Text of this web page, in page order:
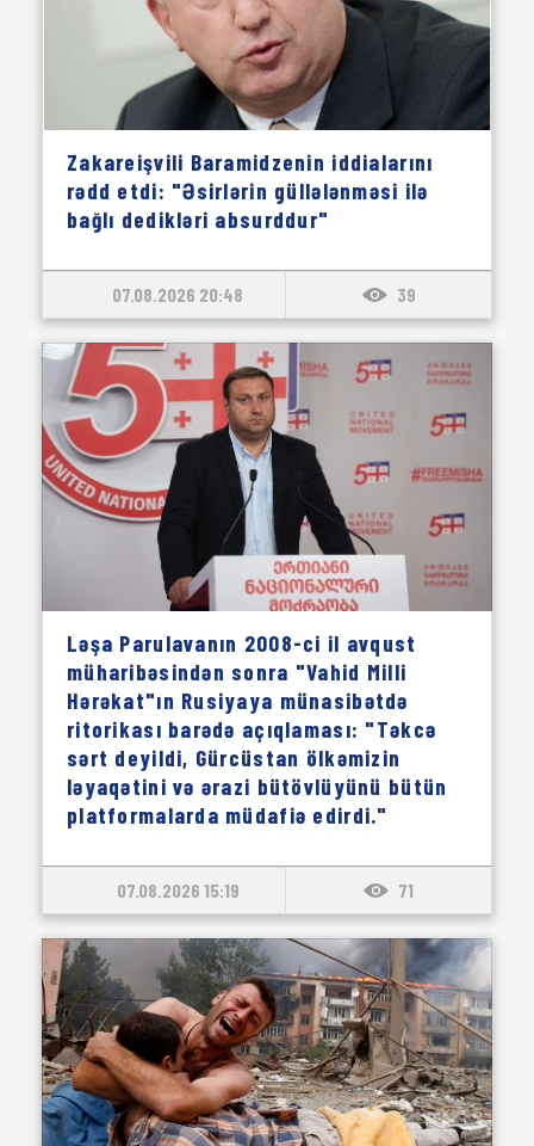
Zakareişvili Baramidzenin iddialarını
rədd etdi: "Əsirlərin güllələnməsi ilə
bağlı dedikləri absurddur"
07.08.2026 20:48 39
Ləşa Parulavanın 2008-ci il avqust
müharibəsindən sonra "Vahid Milli
Hərəkat"ın Rusiyaya münasibətdə
ritorikası barədə açıqlaması: "Təkcə
sərt deyildi, Gürcüstan ölkəmizin
ləyaqətini və ərazi bütövlüyünü bütün
platformalarda müdafiə edirdi."
07.08.2026 15:19 71